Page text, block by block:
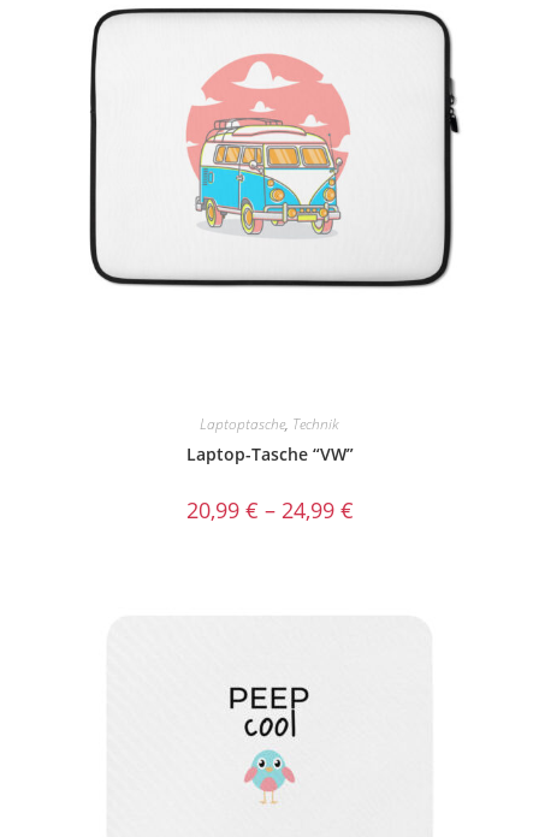
Laptoptasche, Technik
Laptop-Tasche “VW”
20,99 € – 24,99 €